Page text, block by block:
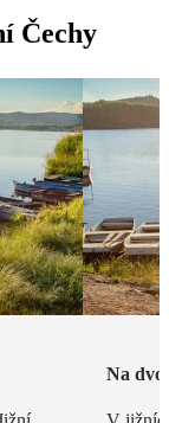
Čechy
Na